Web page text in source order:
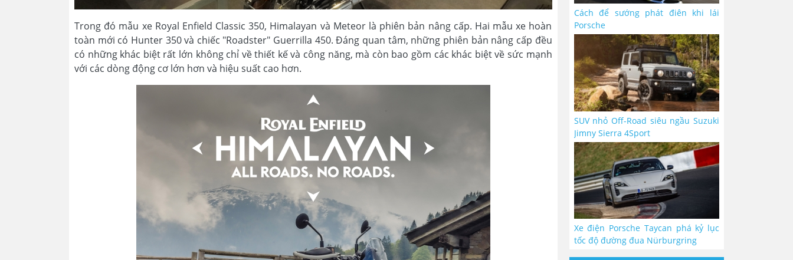
Trong đó mẫu xe Royal Enfield Classic 350, Himalayan và Meteor là phiên bản nâng cấp. Hai mẫu xe hoàn
toàn mới có Hunter 350 và chiếc "Roadster" Guerrilla 450. Đáng quan tâm, những phiên bản nâng cấp đều
có những khác biệt rất lớn không chỉ về thiết kế và công năng, mà còn bao gồm các khác biệt về sức mạnh
với các dòng động cơ lớn hơn và hiệu suất cao hơn.
Cách để sướng phát điên khi lái
Porsche
SUV nhỏ Off-Road siêu ngầu Suzuki
Jimny Sierra 4Sport
Xe điện Porsche Taycan phá kỷ lục
tốc độ đường đua Nürburgring